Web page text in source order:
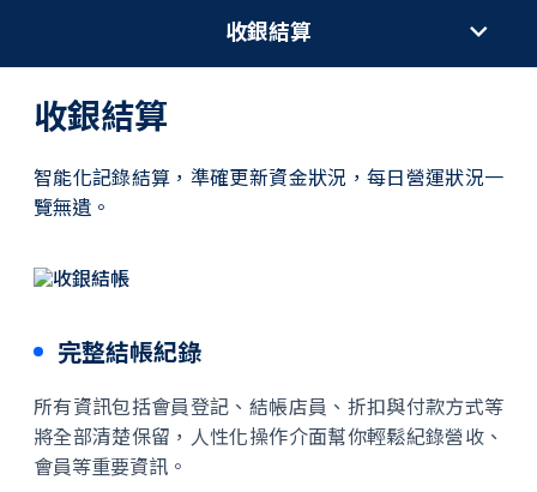
收銀結算
收銀結算
智能化記錄結算，準確更新資金狀況，每日營運狀況一
覽無遺。
完整結帳紀錄
所有資訊包括會員登記、結帳店員、折扣與付款方式等
將全部清楚保留，人性化操作介面幫你輕鬆紀錄營收、
會員等重要資訊。